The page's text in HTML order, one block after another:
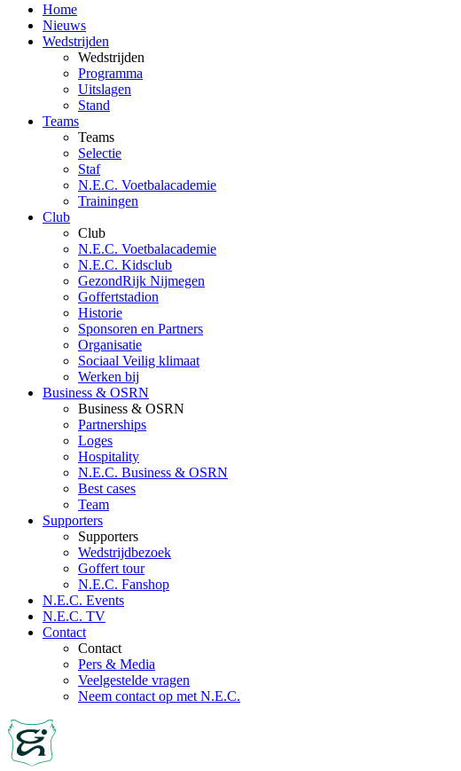
Home
Nieuws
Wedstrijden
Wedstrijden
Programma
Uitslagen
Stand
Teams
Teams
Selectie
Staf
N.E.C. Voetbalacademie
Trainingen
Club
Club
N.E.C. Voetbalacademie
N.E.C. Kidsclub
GezondRijk Nijmegen
Goffertstadion
Historie
Sponsoren en Partners
Organisatie
Sociaal Veilig klimaat
Werken bij
Business & OSRN
Business & OSRN
Partnerships
Loges
Hospitality
N.E.C. Business & OSRN
Best cases
Team
Supporters
Supporters
Wedstrijdbezoek
Goffert tour
N.E.C. Fanshop
N.E.C. Events
N.E.C. TV
Contact
Contact
Pers & Media
Veelgestelde vragen
Neem contact op met N.E.C.